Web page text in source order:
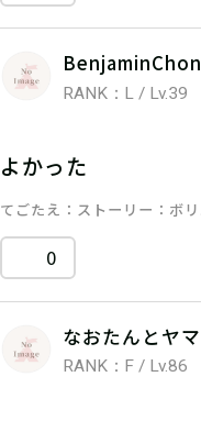
RANK：L / Lv.39
よかった
てごたえ ストーリー ボ
0
なおたんとヤ
RANK：F / Lv.86